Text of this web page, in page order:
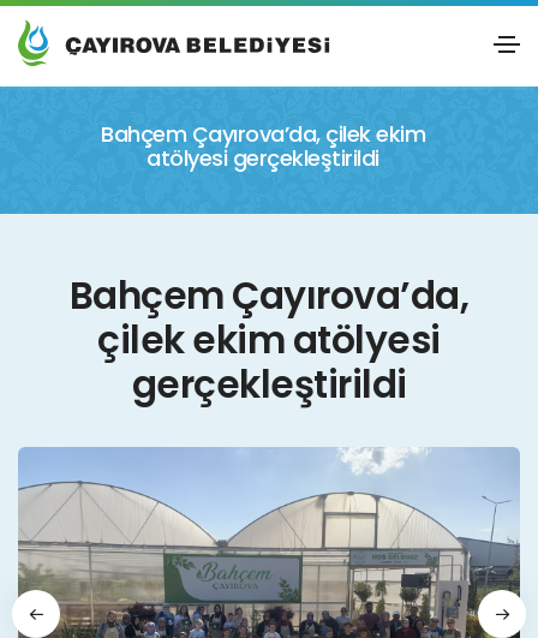
Bahçem Çayırova’da, çilek ekim
atölyesi gerçekleştirildi
Bahçem Çayırova’da,
çilek ekim atölyesi
gerçekleştirildi